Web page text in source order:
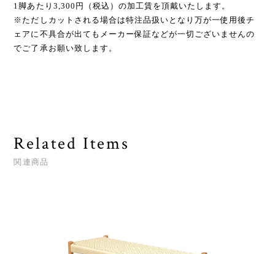
1脚あたり3,300円（税込）の加工賃を頂戴いたします。
※ただしカットされる場合は特注品扱いとなり万が一使用後チ
ェアに不具合が出てもメーカー保証などが一切ございませんの
でご了承お願い致します。
Related Items
関連商品